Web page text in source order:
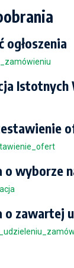
ogłoszenia
Istotnych
o wyborze
o zawartej